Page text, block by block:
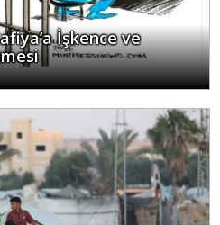
İşkence ve